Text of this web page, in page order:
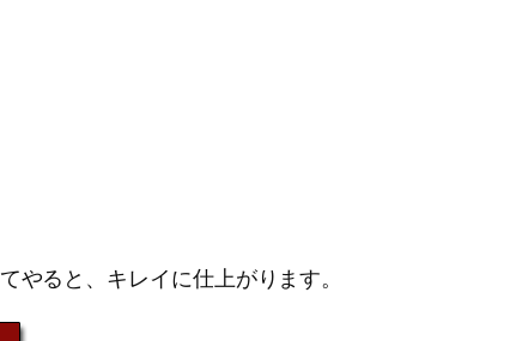
やると、キレイに仕上がります。